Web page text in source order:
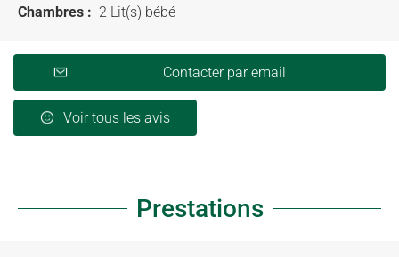
Chambres : 2 Lit(s) bébé
Contacter par email
Voir tous les avis
Prestations